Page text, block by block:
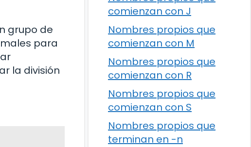
grupo de
para
la división
comienzan con J
Nombres propios que
comienzan con M
Nombres propios que
comienzan con R
Nombres propios que
comienzan con S
Nombres propios que
terminan en -n